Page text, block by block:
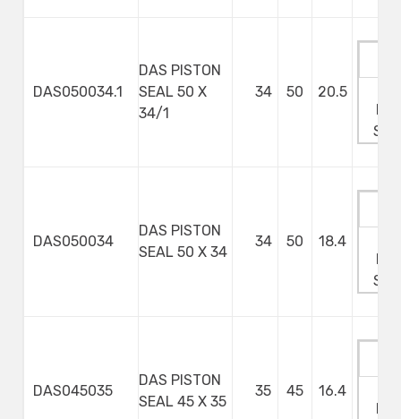
DAS050034.1
DAS PISTON
SEAL 50 X
34/1
34 50 20.5
DAS050034
DAS PISTON
SEAL 50 X 34
34 50 18.4
DAS045035
DAS PISTON
SEAL 45 X 35
35 45 16.4